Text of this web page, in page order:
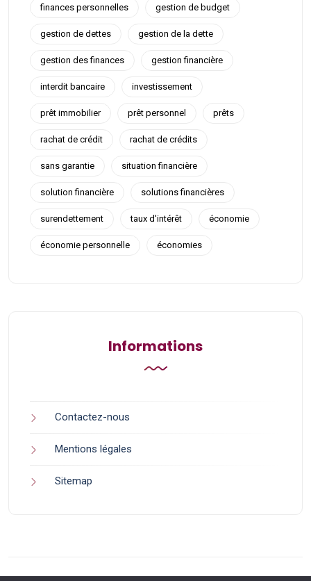
finances personnelles gestion de budget
gestion de dettes gestion de la dette
gestion des finances gestion financière
interdit bancaire investissement
prêt immobilier prêt personnel prêts
rachat de crédit rachat de crédits
sans garantie situation financière
solution financière solutions financières
surendettement taux d'intérêt économie
économie personnelle économies
Informations
Contactez-nous
Mentions légales
Sitemap